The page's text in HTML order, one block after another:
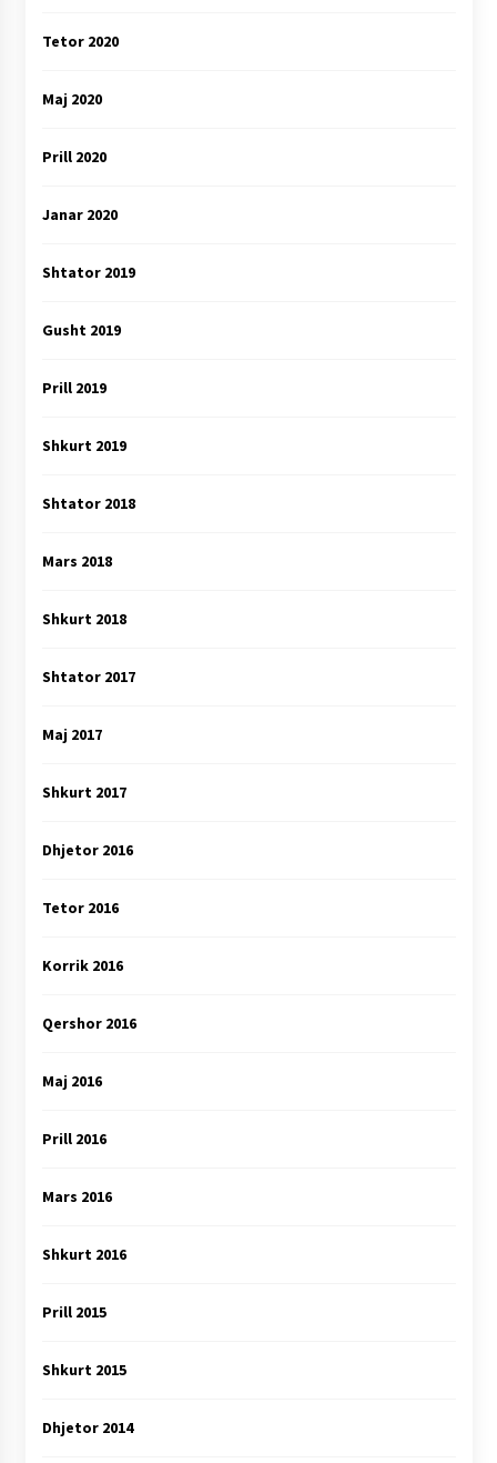
Tetor 2020
Maj 2020
Prill 2020
Janar 2020
Shtator 2019
Gusht 2019
Prill 2019
Shkurt 2019
Shtator 2018
Mars 2018
Shkurt 2018
Shtator 2017
Maj 2017
Shkurt 2017
Dhjetor 2016
Tetor 2016
Korrik 2016
Qershor 2016
Maj 2016
Prill 2016
Mars 2016
Shkurt 2016
Prill 2015
Shkurt 2015
Dhjetor 2014